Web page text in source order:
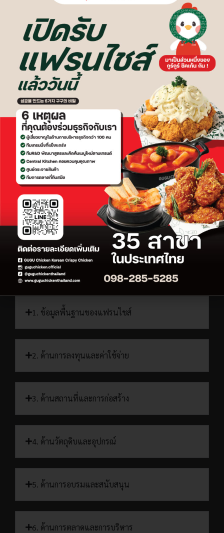
Q & A
1. ข้อมูลพื้นฐานของแฟรนไชส์
2. ด้านการลงทุนและค่าใช้จ่าย
3. ด้านสถานที่และการก่อสร้าง
4. ด้านวัตถุดิบและอุปกรณ์
5. ด้านการอบรมและสนับสนุน
6. ด้านการตลาดและการบริหาร